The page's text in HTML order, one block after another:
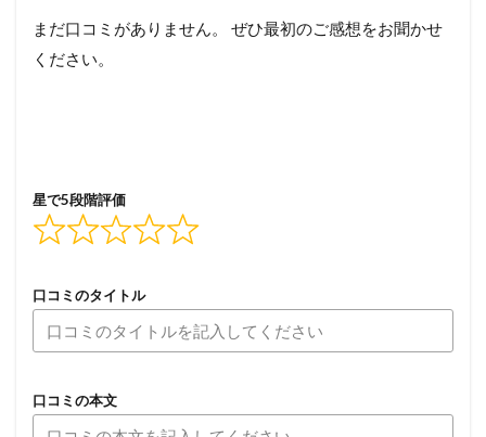
まだ口コミがありません。 ぜひ最初のご感想をお聞かせ
ください。
星で5段階評価
口コミのタイトル
口コミの本文